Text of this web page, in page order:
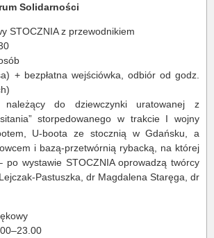
Solidarności
STOCZNIA z przewodnikiem
+ bezpłatna wejściówka, odbiór od godz.
do dziewczynki uratowanej z
storpedowanego w trakcie I wojny
U-boota ze stocznią w Gdańsku, a
i bazą-przetwórnią rybacką, na której
po wystawie STOCZNIA oprowadzą twórcy
Pastuszka, dr Magdalena Staręga, dr